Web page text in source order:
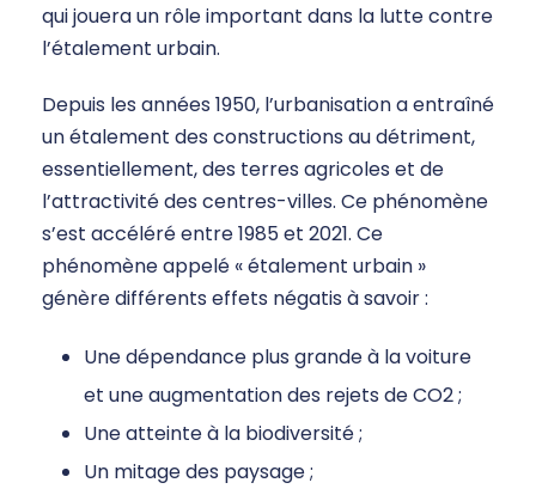
qui jouera un rôle important dans la lutte contre
l’étalement urbain.
Depuis les années 1950, l’urbanisation a entraîné
un étalement des constructions au détriment,
essentiellement, des terres agricoles et de
l’attractivité des centres-villes. Ce phénomène
s’est accéléré entre 1985 et 2021. Ce
phénomène appelé « étalement urbain »
génère différents effets négatis à savoir :
Une dépendance plus grande à la voiture
et une augmentation des rejets de CO2 ;
Une atteinte à la biodiversité ;
Un mitage des paysage ;